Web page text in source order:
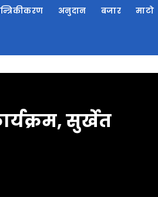
अनुदान बजार माटो
सुर्खेत